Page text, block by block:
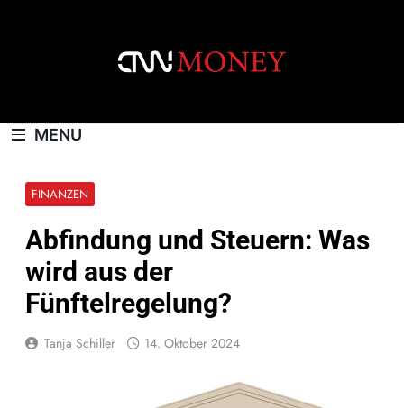
MENU
FINANZEN
Abfindung und Steuern: Was
wird aus der
Fünftelregelung?
Tanja Schiller 14. Oktober 2024